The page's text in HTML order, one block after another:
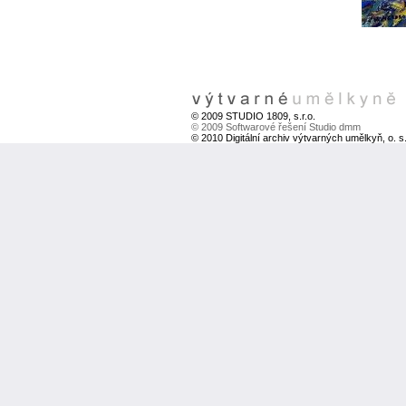
© 2009 STUDIO 1809, s.r.o.
© 2009 Softwarové řešení Studio dmm
© 2010 Digitální archiv výtvarných umělkyň, o. s.